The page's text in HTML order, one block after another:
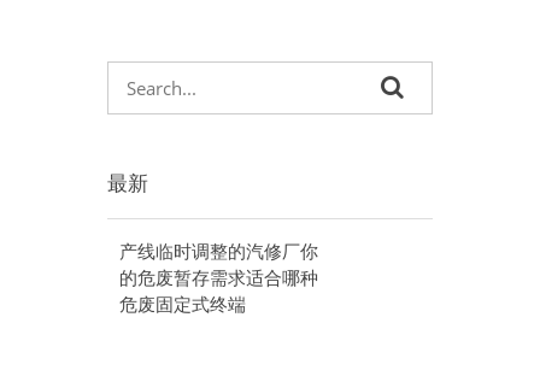
最新
产线临时调整的汽修厂你
的危废暂存需求适合哪种
危废固定式终端